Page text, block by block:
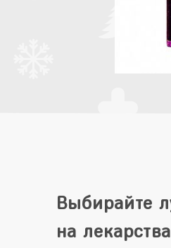
Выбирайте
на